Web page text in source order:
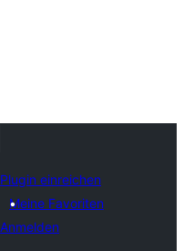
Plugin einreichen
Meine Favoriten
Anmelden